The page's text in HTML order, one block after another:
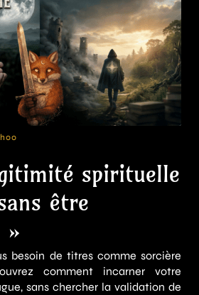
spirituelle
être
»
besoin de titres comme sorcière
comment incarner votre
sans chercher la validation de